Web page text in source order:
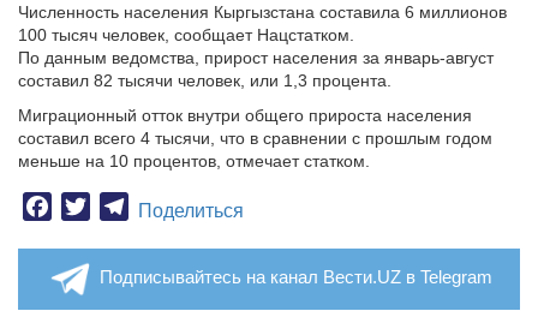
Численность населения Кыргызстана составила 6 миллионов
100 тысяч человек, сообщает Нацстатком.
По данным ведомства, прирост населения за январь-август
составил 82 тысячи человек, или 1,3 процента.
Миграционный отток внутри общего прироста населения
составил всего 4 тысячи, что в сравнении с прошлым годом
меньше на 10 процентов, отмечает статком.
Facebook
TwitterTelegram
Поделиться
Подписывайтесь на канал Вести.UZ в Telegram